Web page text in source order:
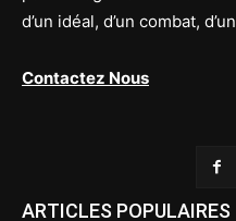
d’un idéal, d’un combat,
Contactez Nous
ARTICLES POPULAIRES